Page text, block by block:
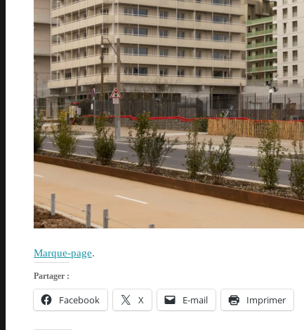
Marque-page.
Partager :
Facebook X E-mail Imprimer